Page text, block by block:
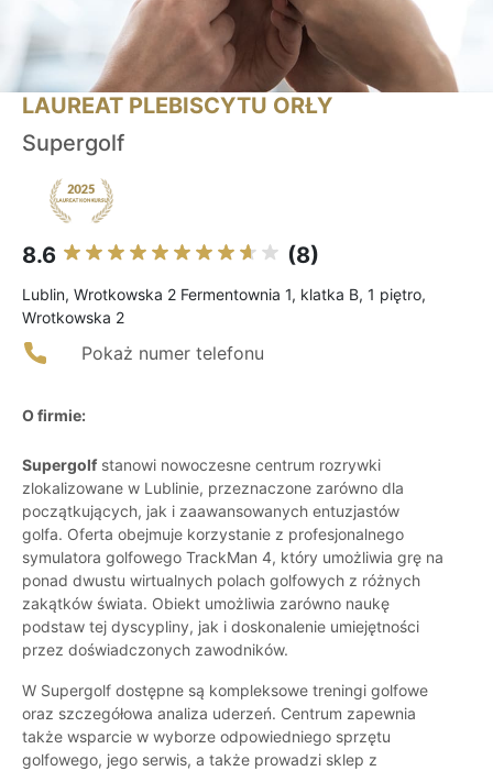
LAUREAT PLEBISCYTU ORŁY
Supergolf
8.6 (8)
Lublin, Wrotkowska 2 Fermentownia 1, klatka B, 1 piętro,
Wrotkowska 2
Pokaż numer telefonu
O firmie:
Supergolf stanowi nowoczesne centrum rozrywki
zlokalizowane w Lublinie, przeznaczone zarówno dla
początkujących, jak i zaawansowanych entuzjastów
golfa. Oferta obejmuje korzystanie z profesjonalnego
symulatora golfowego TrackMan 4, który umożliwia grę na
ponad dwustu wirtualnych polach golfowych z różnych
zakątków świata. Obiekt umożliwia zarówno naukę
podstaw tej dyscypliny, jak i doskonalenie umiejętności
przez doświadczonych zawodników.
W Supergolf dostępne są kompleksowe treningi golfowe
oraz szczegółowa analiza uderzeń. Centrum zapewnia
także wsparcie w wyborze odpowiedniego sprzętu
golfowego, jego serwis, a także prowadzi sklep z